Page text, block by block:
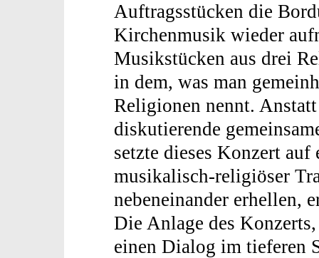
Auftragsstücken die
Kirchenmusik wieder
Musikstücken aus drei
in dem, was man
Religionen nennt.
diskutierende
setzte dieses Konzert
musikalisch-religiöser
nebeneinander erhellen,
Die Anlage des
einen Dialog im tieferen